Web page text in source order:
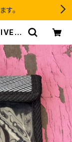
。
F